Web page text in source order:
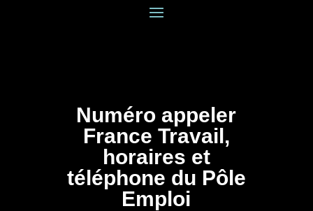
Numéro appeler
France Travail,
horaires et
téléphone du Pôle
Emploi